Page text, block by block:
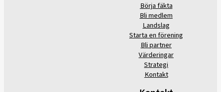
Börja fäkta
Bli medlem
Landslag
Starta en förening
Bli partner
Värderingar
Strategi
Kontakt